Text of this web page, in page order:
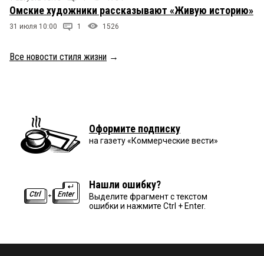
Омские художники рассказывают «Живую историю»
31 июля 10:00 1 1526
Все новости стиля жизни →
Оформите подписку
на газету «Коммерческие вести»
Нашли ошибку?
Выделите фрагмент с текстом
ошибки и нажмите Ctrl + Enter.